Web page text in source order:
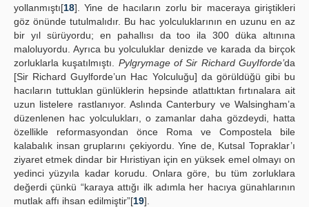
yollanmıştı[18]. Yine de hacıların zorlu bir maceraya giriştikleri
göz önünde tutulmalıdır. Bu hac yolculuklarının en uzunu en az
bir yıl sürüyordu; en pahallısı da too ila 300 düka altınına
maloluyordu. Ayrıca bu yolculuklar denizde ve karada da birçok
zorluklarla kuşatılmıştı. Pylgrymage of Sir Richard GuyIforde’da
[Sir Richard Guylforde’un Hac Yolculuğu] da görüldüğü gibi bu
hacıların tuttuklan günlüklerin hepsinde atlattıktan fırtınalara ait
uzun listelere rastlanıyor. Aslında Canterbury ve Walsingham’a
düzenlenen hac yolculukları, o zamanlar daha gözdeydi, hatta
özellikle reformasyondan önce Roma ve Compostela bile
kalabalık insan gruplarını çekiyordu. Yine de, Kutsal Topraklar’ı
ziyaret etmek dindar bir Hıristiyan için en yüksek emel olmayı on
yedinci yüzyıla kadar korudu. Onlara göre, bu tüm zorluklara
değerdi çünkü “karaya attığı ilk adımla her hacıya günahlarının
mutlak affı ihsan edilmiştir”[19].